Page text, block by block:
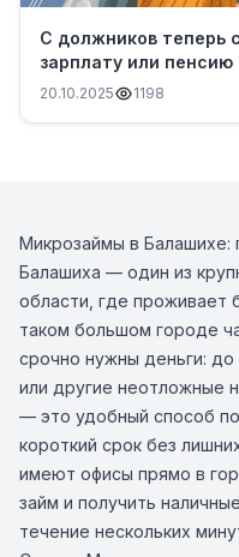
С должников теперь
зарплату или пенсию
20.10.2025 1198
Микрозаймы в Балашихе:
Балашиха — один из
области, где проживает
таком большом городе
срочно нужны деньги:
или другие неотложные
— это удобный способ
короткий срок без
имеют офисы прямо в
займ и получить
течение нескольких